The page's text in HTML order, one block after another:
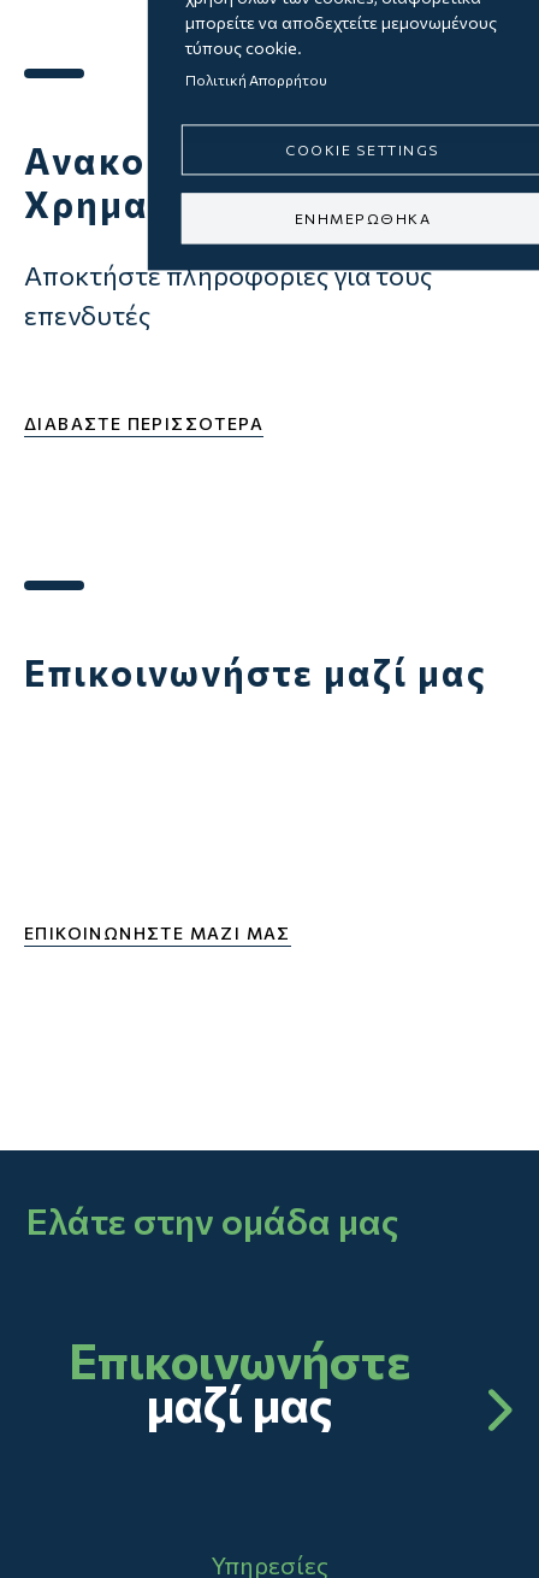
Ανακοινώσεις
Χρηματιστηρίου
Αποκτήστε πληροφορίες για τους
επενδυτές
ΔΙΑΒΑΣΤΕ ΠΕΡΙΣΣΟΤΕΡΑ
Επικοινωνήστε μαζί μας
ΕΠΙΚΟΙΝΩΝΉΣΤΕ ΜΑΖΊ ΜΑΣ
Ελάτε στην ομάδα μας
Επικοινωνήστε
μαζί μας
Υπηρεσίες
μπορείτε να αποδεχτείτε μεμονωμένους
τύπους cookie.
Πολιτική Απορρήτου
COOKIE SETTINGS
ΕΝΗΜΕΡΩΘΗΚΑ